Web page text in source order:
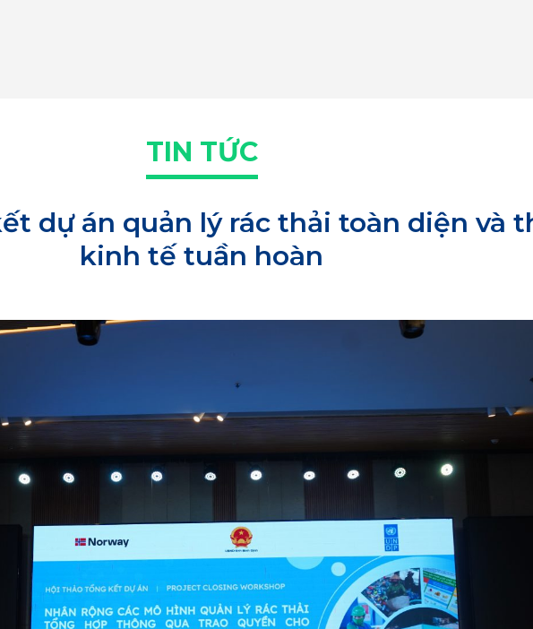
TIN TỨC
dự án quản lý rác thải toàn diện và
kinh tế tuần hoàn